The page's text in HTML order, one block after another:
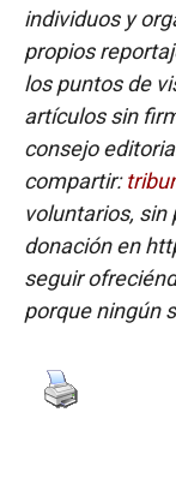
individuos y
propios
los puntos de
artículos sin
consejo
compartir:
voluntarios, sin
donación en
seguir
porque ningún